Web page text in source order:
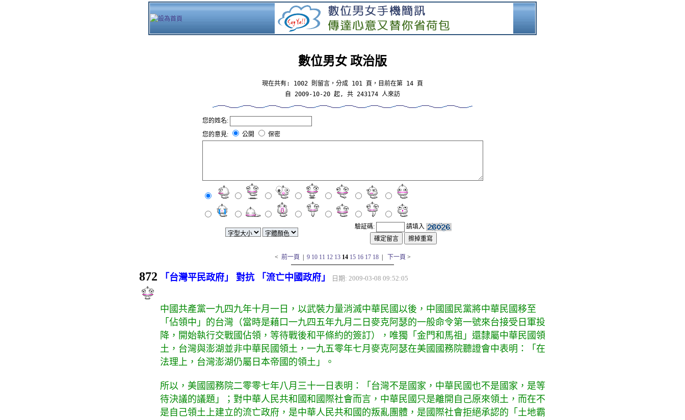
數位男女 政治版
現在共有: 1002 則留言，分成 101 頁，目前在第 14 頁
自 2009-10-20 起, 共 243174 人來訪
您的姓名:
您的意見:
公開 保密
驗証碼: 請填入
< 前一頁 9 10 11 12 13 14 15 16 17 18| 下一頁 >
872 「台灣平民政府」 對抗 「流亡中國政府」 日期: 2009-03-08 09:52:05
中國共產黨一九四九年十月一日，以武裝力量消滅中華民國以後，中國國民黨將中華民國移至
「佔領中」的台灣（當時是藉口一九四五年九月二日麥克阿瑟的一般命令第一號來台接受日軍投
降，開始執行交戰國佔領，等待戰後和平條約的簽訂），唯獨「金門和馬祖」還隸屬中華民國領
土，台灣與澎湖並非中華民國領土，一九五零年七月麥克阿瑟在美國國務院聽證會中表明：「在
法理上，台灣澎湖仍屬日本帝國的領土」。
所以，美國國務院二零零七年八月三十一日表明：「台灣不是國家，中華民國也不是國家，是等
待決議的議題」；對中華人民共和國和國際社會而言，中華民國只是離開自己原來領土，而在不
是自己領土上建立的流亡政府，是中華人民共和國的叛亂團體，是國際社會拒絕承認的「土地霸